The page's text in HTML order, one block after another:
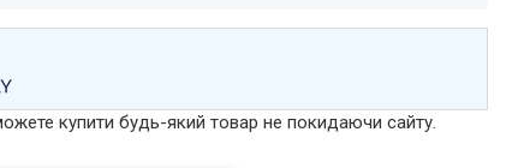
купити будь-який товар не покидаючи сайту.